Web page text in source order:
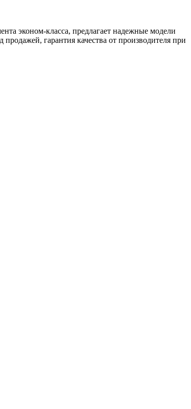
эконом-класса, предлагает надежные модели
гарантия качества от производителя при